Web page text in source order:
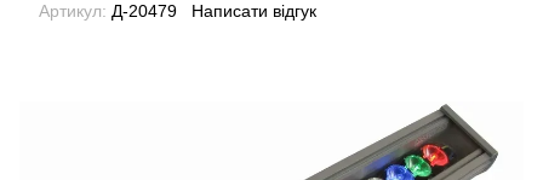
Артикул: Д-20479 Написати відгук